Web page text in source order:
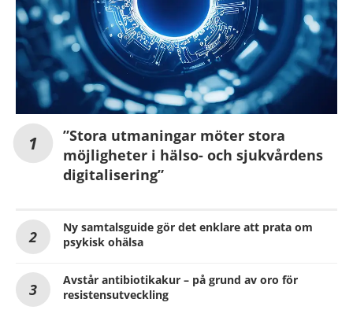
”Stora utmaningar möter stora
möjligheter i hälso- och sjukvårdens
digitalisering”
Ny samtalsguide gör det enklare att prata om
psykisk ohälsa
Avstår antibiotikakur – på grund av oro för
resistensutveckling